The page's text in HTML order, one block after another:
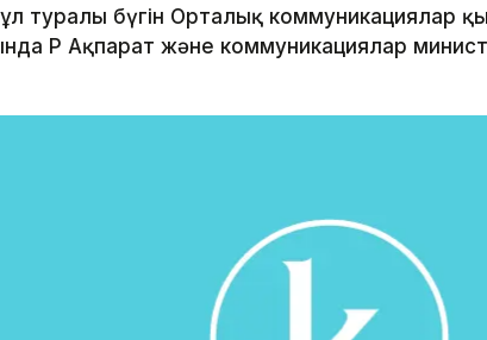
туралы бүгін Орталық коммуникациялар
ҚР Ақпарат және коммуникациялар